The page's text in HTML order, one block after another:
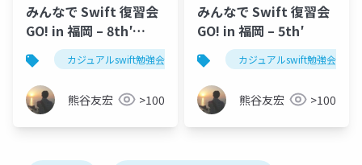
みんなで Swift 復習会
GO! in 福岡 – 8th′
#minna_de_swift
カジュアルswift勉強会
熊谷友宏 >100
みんなで Swift 復習会
GO! in 福岡 – 5th′
カジュアルswift勉強会
熊谷友宏 >100